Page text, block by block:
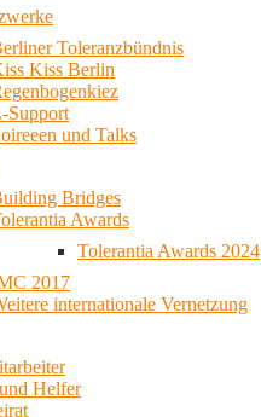
Toleranzbündnis
Kiss Berlin
Support
und Talks
Bridges
Awards
Tolerantia Awards 2024
2017
internationale Vernetzung
Helfer